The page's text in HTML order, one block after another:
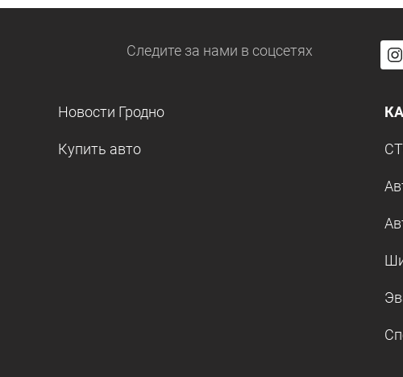
Следите за нами в соцсетях
Новости Гродно
Купить авто